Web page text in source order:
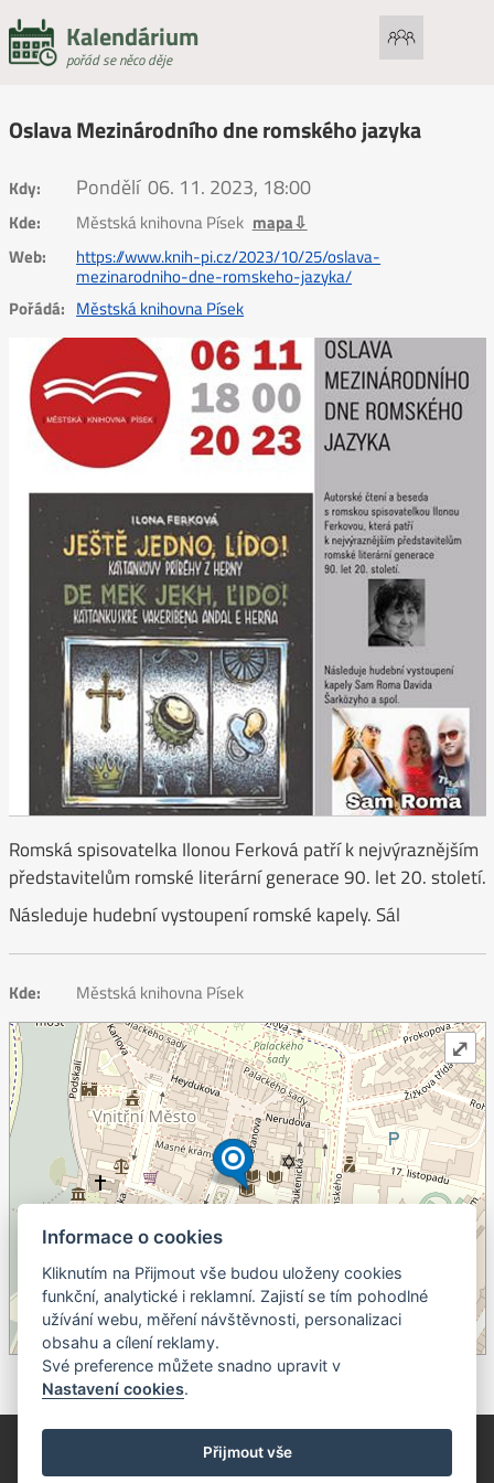
Kalendárium
pořád se něco děje
Oslava Mezinárodního dne romského jazyka
Kdy: Pondělí 06. 11. 2023, 18:00
Kde: Městská knihovna Písek mapa⇩
Web:
https://www.knih-pi.cz/2023/10/25/oslava-
mezinarodniho-dne-romskeho-jazyka/
Pořádá: Městská knihovna Písek
Romská spisovatelka Ilonou Ferková patří k nejvýraznějším
představitelům romské literární generace 90. let 20. století.
Následuje hudební vystoupení romské kapely. Sál
Kde: Městská knihovna Písek
©OpenStreetMapcontributors.
⤢
© Píseckem / Kalendárium (Změna programu vyhrazena!)
(Cookies)
© 2018 - 2026 Realizace a správa webu:
Informace o cookies
Kliknutím na Přijmout vše budou uloženy cookies
funkční, analytické i reklamní. Zajistí se tím pohodlné
užívání webu, měření návštěvnosti, personalizaci
obsahu a cílení reklamy.
Své preference můžete snadno upravit v
Nastavení cookies.
Přijmout vše